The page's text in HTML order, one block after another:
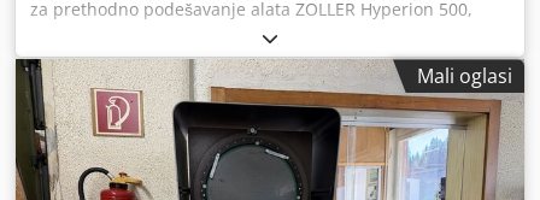
za prethodno podešavanje alata ZOLLER Hyperion 500,
serijski broj H500UF3-00133, godina proizvodnje 2019.
Dsdpfxjztc Nrs Agxock
Mali oglasi